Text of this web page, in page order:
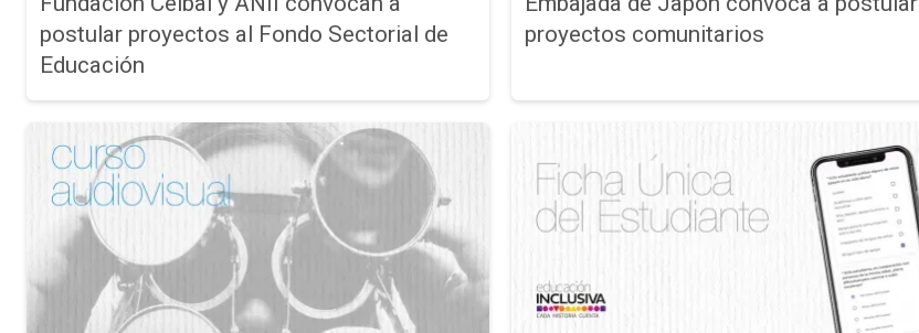
postular proyectos al Fondo Sectorial de
Educación
proyectos comunitarios